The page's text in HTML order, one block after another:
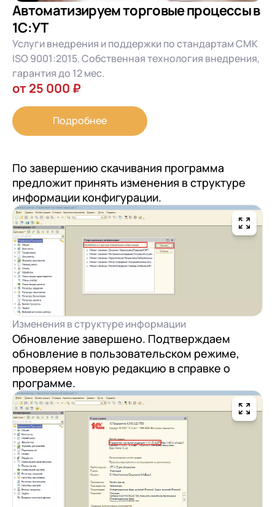
Автоматизируем торговые процессы в
1С:УТ
Услуги внедрения и поддержки по стандартам СМК
ISO 9001:2015. Собственная технология внедрения,
гарантия до 12 мес.
от 25 000 ₽
Подробнее
По завершению скачивания программа
предложит принять изменения в структуре
информации конфигурации.
Изменения в структуре информации
Обновление завершено. Подтверждаем
обновление в пользовательском режиме,
проверяем новую редакцию в справке о
программе.